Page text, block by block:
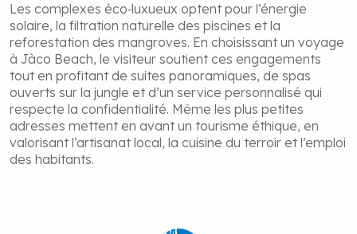
Les complexes éco‑luxueux optent pour l’énergie
solaire, la filtration naturelle des piscines et la
reforestation des mangroves. En choisissant un voyage
à Jàco Beach, le visiteur soutient ces engagements
tout en profitant de suites panoramiques, de spas
ouverts sur la jungle et d’un service personnalisé qui
respecte la confidentialité. Même les plus petites
adresses mettent en avant un tourisme éthique, en
valorisant l’artisanat local, la cuisine du terroir et l’emploi
des habitants.